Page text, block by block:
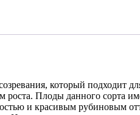
который подходит
роста. Плоды данного сорта
и красивым рубиновым